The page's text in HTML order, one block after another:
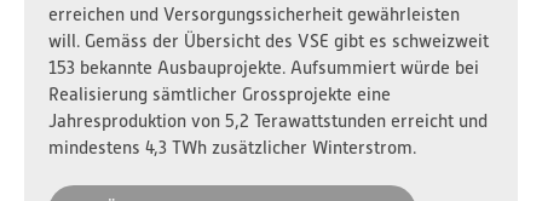
erreichen und Versorgungssicherheit gewährleisten
will. Gemäss der Übersicht des VSE gibt es schweizweit
153 bekannte Ausbauprojekte. Aufsummiert würde bei
Realisierung sämtlicher Grossprojekte eine
Jahresproduktion von 5,2 Terawattstunden erreicht und
mindestens 4,3 TWh zusätzlicher Winterstrom.